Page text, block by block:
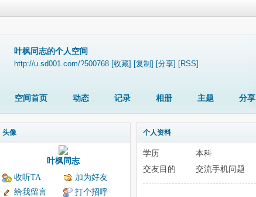
叶枫同志的个人空间
http://u.sd001.com/?500768 [收藏] [复制] [分享] [RSS]
空间首页 动态 记录 相册 主题 分享
头像
叶枫同志
收听TA
加为好友
给我留言
打个招呼
个人资料
学历
本科
交友目的
交流手机问题